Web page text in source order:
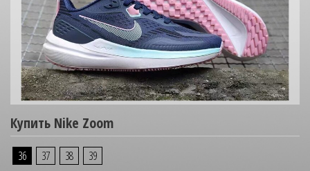
Купить Nike Zoom
36 37 38 39